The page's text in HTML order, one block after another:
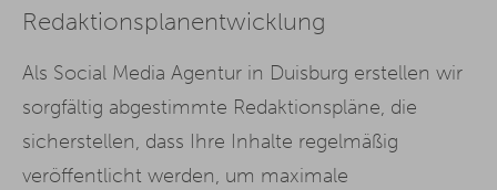
Redaktionsplanentwicklung
Als Social Media Agentur in Duisburg erstellen wir
sorgfältig abgestimmte Redaktionspläne, die
sicherstellen, dass Ihre Inhalte regelmäßig
veröffentlicht werden, um maximale